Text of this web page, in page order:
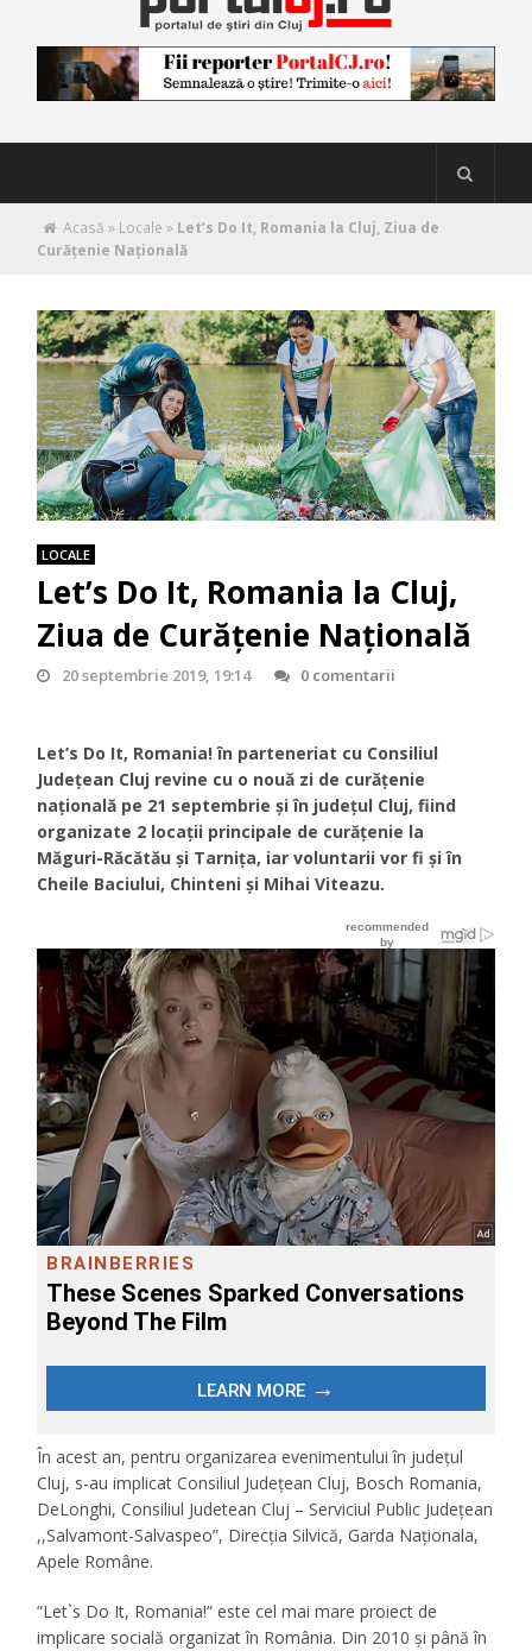
Acasă » Locale » Let’s Do It, Romania la Cluj, Ziua de
Curățenie Națională
LOCALE
Let’s Do It, Romania la Cluj,
Ziua de Curățenie Națională
20 septembrie 2019, 19:14 0 comentarii
Let’s Do It, Romania! în parteneriat cu Consiliul
Județean Cluj revine cu o nouă zi de curățenie
națională pe 21 septembrie și în județul Cluj, fiind
organizate 2 locații principale de curățenie la
Măguri-Răcătău și Tarnița, iar voluntarii vor fi și în
Cheile Baciului, Chinteni și Mihai Viteazu.
În acest an, pentru organizarea evenimentului în județul
Cluj, s-au implicat Consiliul Județean Cluj, Bosch Romania,
DeLonghi, Consiliul Judetean Cluj – Serviciul Public Județean
,,Salvamont-Salvaspeo”, Direcția Silvică, Garda Naționala,
Apele Române.
“Let`s Do It, Romania!“ este cel mai mare proiect de
implicare socială organizat în România. Din 2010 și până în